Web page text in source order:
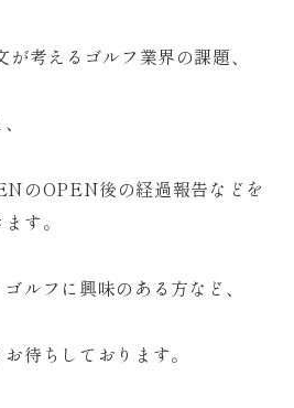
考えるゴルフ業界の課題、
のOPEN後の経過報告などを
す。
ルフに興味のある方など、
待ちしております。